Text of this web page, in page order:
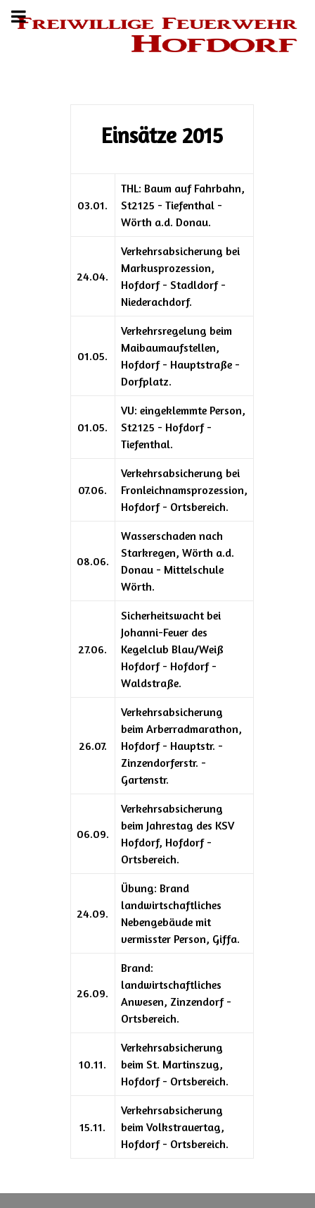
Einsätze 2015
03.01.
THL: Baum auf Fahrbahn,
St2125 - Tiefenthal -
Wörth a.d. Donau.
24.04.
Verkehrsabsicherung bei
Markusprozession,
Hofdorf - Stadldorf -
Niederachdorf.
01.05.
Verkehrsregelung beim
Maibaumaufstellen,
Hofdorf - Hauptstraße -
Dorfplatz.
01.05.
VU: eingeklemmte Person,
St2125 - Hofdorf -
Tiefenthal.
07.06.
Verkehrsabsicherung bei
Fronleichnamsprozession,
Hofdorf - Ortsbereich.
08.06.
Wasserschaden nach
Starkregen, Wörth a.d.
Donau - Mittelschule
Wörth.
27.06.
Sicherheitswacht bei
Johanni-Feuer des
Kegelclub Blau/Weiß
Hofdorf - Hofdorf -
Waldstraße.
26.07.
Verkehrsabsicherung
beim Arberradmarathon,
Hofdorf - Hauptstr. -
Zinzendorferstr. -
Gartenstr.
06.09.
Verkehrsabsicherung
beim Jahrestag des KSV
Hofdorf, Hofdorf -
Ortsbereich.
24.09.
Übung: Brand
landwirtschaftliches
Nebengebäude mit
vermisster Person, Giffa.
26.09.
Brand:
landwirtschaftliches
Anwesen, Zinzendorf -
Ortsbereich.
10.11.
Verkehrsabsicherung
beim St. Martinszug,
Hofdorf - Ortsbereich.
15.11.
Verkehrsabsicherung
beim Volkstrauertag,
Hofdorf - Ortsbereich.